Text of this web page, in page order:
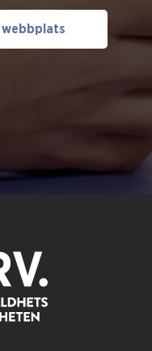
webbplats